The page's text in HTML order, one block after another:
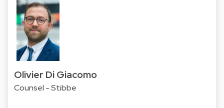
Olivier Di Giacomo
Counsel - Stibbe